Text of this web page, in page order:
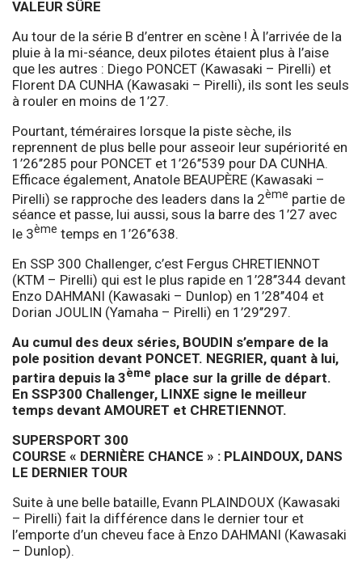
VALEUR SÛRE
Au tour de la série B d’entrer en scène ! À l’arrivée de la
pluie à la mi-séance, deux pilotes étaient plus à l’aise
que les autres : Diego PONCET (Kawasaki – Pirelli) et
Florent DA CUNHA (Kawasaki – Pirelli), ils sont les seuls
à rouler en moins de 1’27.
Pourtant, téméraires lorsque la piste sèche, ils
reprennent de plus belle pour asseoir leur supériorité en
1’26’’285 pour PONCET et 1’26’’539 pour DA CUNHA.
Efficace également, Anatole BEAUPÈRE (Kawasaki –
Pirelli) se rapproche des leaders dans la 2ème partie de
séance et passe, lui aussi, sous la barre des 1’27 avec
le 3ème temps en 1’26’’638.
En SSP 300 Challenger, c’est Fergus CHRETIENNOT
(KTM – Pirelli) qui est le plus rapide en 1’28’’344 devant
Enzo DAHMANI (Kawasaki – Dunlop) en 1’28’’404 et
Dorian JOULIN (Yamaha – Pirelli) en 1’29’’297.
Au cumul des deux séries, BOUDIN s’empare de la
pole position devant PONCET. NEGRIER, quant à lui,
partira depuis la 3ème place sur la grille de départ.
En SSP300 Challenger, LINXE signe le meilleur
temps devant AMOURET et CHRETIENNOT.
SUPERSPORT 300
COURSE « DERNIÈRE CHANCE » : PLAINDOUX, DANS
LE DERNIER TOUR
Suite à une belle bataille, Evann PLAINDOUX (Kawasaki
– Pirelli) fait la différence dans le dernier tour et
l’emporte d’un cheveu face à Enzo DAHMANI (Kawasaki
– Dunlop).